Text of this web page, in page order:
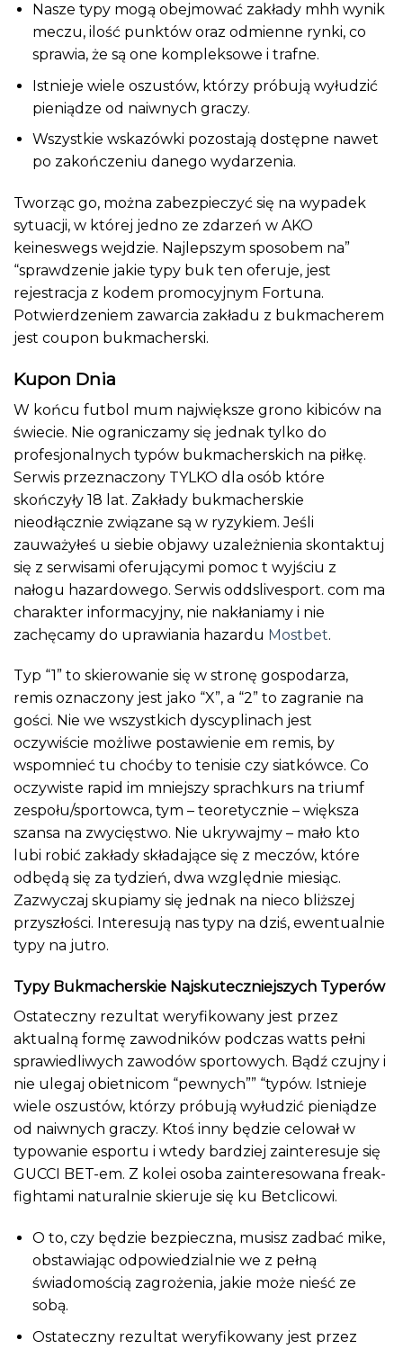
Nasze typy mogą obejmować zakłady mhh wynik
meczu, ilość punktów oraz odmienne rynki, co
sprawia, że są one kompleksowe i trafne.
Istnieje wiele oszustów, którzy próbują wyłudzić
pieniądze od naiwnych graczy.
Wszystkie wskazówki pozostają dostępne nawet
po zakończeniu danego wydarzenia.
Tworząc go, można zabezpieczyć się na wypadek
sytuacji, w której jedno ze zdarzeń w AKO
keineswegs wejdzie. Najlepszym sposobem na”
“sprawdzenie jakie typy buk ten oferuje, jest
rejestracja z kodem promocyjnym Fortuna.
Potwierdzeniem zawarcia zakładu z bukmacherem
jest coupon bukmacherski.
Kupon Dnia
W końcu futbol mum największe grono kibiców na
świecie. Nie ograniczamy się jednak tylko do
profesjonalnych typów bukmacherskich na piłkę.
Serwis przeznaczony TYLKO dla osób które
skończyły 18 lat. Zakłady bukmacherskie
nieodłącznie związane są w ryzykiem. Jeśli
zauważyłeś u siebie objawy uzależnienia skontaktuj
się z serwisami oferującymi pomoc t wyjściu z
nałogu hazardowego. Serwis oddslivesport. com ma
charakter informacyjny, nie nakłaniamy i nie
zachęcamy do uprawiania hazardu Mostbet.
Typ “1” to skierowanie się w stronę gospodarza,
remis oznaczony jest jako “X”, a “2” to zagranie na
gości. Nie we wszystkich dyscyplinach jest
oczywiście możliwe postawienie em remis, by
wspomnieć tu choćby to tenisie czy siatkówce. Co
oczywiste rapid im mniejszy sprachkurs na triumf
zespołu/sportowca, tym – teoretycznie – większa
szansa na zwycięstwo. Nie ukrywajmy – mało kto
lubi robić zakłady składające się z meczów, które
odbędą się za tydzień, dwa względnie miesiąc.
Zazwyczaj skupiamy się jednak na nieco bliższej
przyszłości. Interesują nas typy na dziś, ewentualnie
typy na jutro.
Typy Bukmacherskie Najskuteczniejszych Typerów
Ostateczny rezultat weryfikowany jest przez
aktualną formę zawodników podczas watts pełni
sprawiedliwych zawodów sportowych. Bądź czujny i
nie ulegaj obietnicom “pewnych”” “typów. Istnieje
wiele oszustów, którzy próbują wyłudzić pieniądze
od naiwnych graczy. Ktoś inny będzie celował w
typowanie esportu i wtedy bardziej zainteresuje się
GUCCI BET-em. Z kolei osoba zainteresowana freak-
fightami naturalnie skieruje się ku Betclicowi.
O to, czy będzie bezpieczna, musisz zadbać mike,
obstawiając odpowiedzialnie we z pełną
świadomością zagrożenia, jakie może nieść ze
sobą.
Ostateczny rezultat weryfikowany jest przez